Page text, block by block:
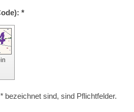
Captcha (Spam-Schutz-Code): *
*bezeichnet sind, sind Pflichtfelder.